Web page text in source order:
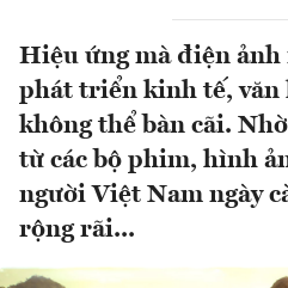
Hiệu ứng mà điện
phát triển kinh tế, văn
không thể bàn cãi.
từ các bộ phim, hình
người Việt Nam ngày
rộng rãi...